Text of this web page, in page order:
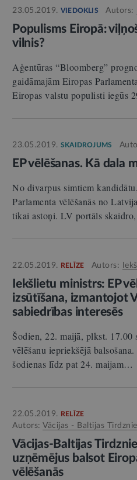
23.05.2019. VIEDOKLIS Autors:
Populisms Eiropā:
vilnis?
Aģentūras “Bloomberg”
gaidāmajām Eiropas
Eiropas valstu populisti iegūs
23.05.2019. SKAIDROJUMS
EP vēlēšanas. Kā dala
No divarpus simtiem
Parlamenta vēlēšanās no
tikai astoņi. LV portāls
22.05.2019. RELĪZE Autors:
Iekšlietu ministrs: EP
izsūtīšana, izmantojot
sabiedrības interesēs
Šodien, 22. maijā, plkst. 17.00
vēlēšanu iepriekšējā
šodienas līdz pat 24. maijam…
22.05.2019. RELĪZE
Autors: Vācijas - Baltijas
Vācijas-Baltijas
uzņēmējus balsot
vēlēšanās